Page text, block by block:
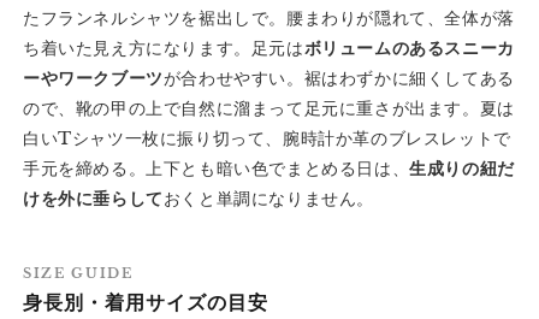
たフランネルシャツを裾出しで。腰まわりが隠れて、全体が落
ち着いた見え方になります。足元はボリュームのあるスニーカ
ーやワークブーツが合わせやすい。裾はわずかに細くしてある
ので、靴の甲の上で自然に溜まって足元に重さが出ます。夏は
白いTシャツ一枚に振り切って、腕時計か革のブレスレットで
手元を締める。上下とも暗い色でまとめる日は、生成りの紐だ
けを外に垂らしておくと単調になりません。
SIZE GUIDE
身長別・着用サイズの目安